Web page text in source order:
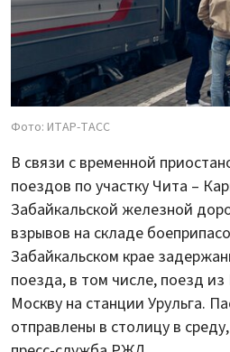
Фото: ИТАР-ТАСС
В связи с временной
поездов по участку Чита –
Забайкальской железной
взрывов на складе
Забайкальском крае
поезда, в том числе, поезд
Москву на станции Урульга.
отправлены в столицу в